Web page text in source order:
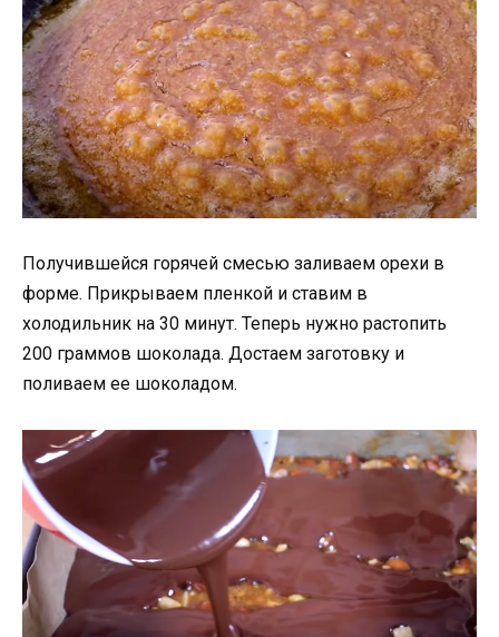
Получившейся горячей смесью заливаем орехи в
форме. Прикрываем пленкой и ставим в
холодильник на 30 минут. Теперь нужно растопить
200 граммов шоколада. Достаем заготовку и
поливаем ее шоколадом.